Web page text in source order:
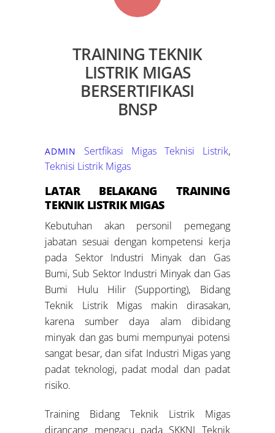
TRAINING TEKNIK
LISTRIK MIGAS
BERSERTIFIKASI
BNSP
ADMIN Sertfikasi Migas Teknisi Listrik,
Teknisi Listrik Migas
LATAR BELAKANG
TRAINING
TEKNIK LISTRIK MIGAS
Kebutuhan akan personil pemegang
jabatan sesuai dengan kompetensi kerja
pada Sektor Industri Minyak dan Gas
Bumi, Sub Sektor Industri Minyak dan Gas
Bumi Hulu Hilir (Supporting), Bidang
Teknik Listrik Migas makin dirasakan,
karena sumber daya alam dibidang
minyak dan gas bumi mempunyai potensi
sangat besar, dan sifat Industri Migas yang
padat teknologi, padat modal dan padat
risiko.
Training Bidang Teknik Listrik Migas
dirancang mengacu pada SKKNI Teknik